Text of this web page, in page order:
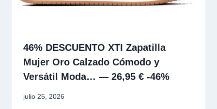
46% DESCUENTO XTI Zapatilla
Mujer Oro Calzado Cómodo y
Versátil Moda… — 26,95 € -46%
julio 25, 2026